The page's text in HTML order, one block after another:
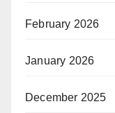
February 2026
January 2026
December 2025